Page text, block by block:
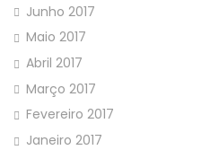
Junho 2017
Maio 2017
Abril 2017
Março 2017
Fevereiro 2017
Janeiro 2017